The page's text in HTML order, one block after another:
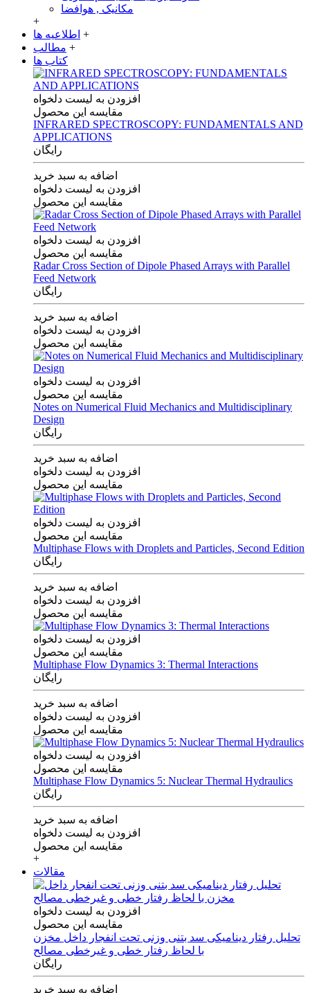
مکانیک , هوافضا
+
اطلاعیه ها +
مطالب +
کتاب ها
افزودن به لیست دلخواه
مقایسه این محصول
INFRARED SPECTROSCOPY: FUNDAMENTALS AND
APPLICATIONS
رایگان
اضافه به سبد خرید
افزودن به لیست دلخواه
مقایسه این محصول
افزودن به لیست دلخواه
مقایسه این محصول
Radar Cross Section of Dipole Phased Arrays with Parallel
Feed Network
رایگان
اضافه به سبد خرید
افزودن به لیست دلخواه
مقایسه این محصول
افزودن به لیست دلخواه
مقایسه این محصول
Notes on Numerical Fluid Mechanics and Multidisciplinary
Design
رایگان
اضافه به سبد خرید
افزودن به لیست دلخواه
مقایسه این محصول
افزودن به لیست دلخواه
مقایسه این محصول
Multiphase Flows with Droplets and Particles, Second Edition
رایگان
اضافه به سبد خرید
افزودن به لیست دلخواه
مقایسه این محصول
افزودن به لیست دلخواه
مقایسه این محصول
Multiphase Flow Dynamics 3: Thermal Interactions
رایگان
اضافه به سبد خرید
افزودن به لیست دلخواه
مقایسه این محصول
افزودن به لیست دلخواه
مقایسه این محصول
Multiphase Flow Dynamics 5: Nuclear Thermal Hydraulics
رایگان
اضافه به سبد خرید
افزودن به لیست دلخواه
مقایسه این محصول
+
مقالات
افزودن به لیست دلخواه
مقایسه این محصول
تحلیل رفتار دینامیکی سد بتنی وزنی تحت انفجار داخل مخزن
با لحاظ رفتار خطی و غیرخطی مصالح
رایگان
اضافه به سبد خرید